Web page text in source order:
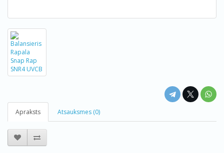
Apraksts Atsauksmes (0)